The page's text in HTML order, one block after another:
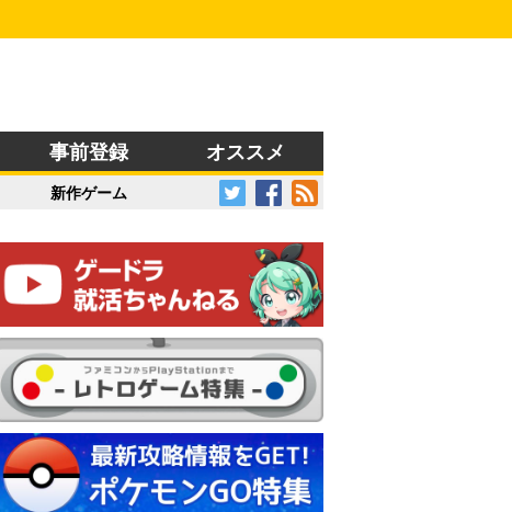
事前登録 オススメ
新作ゲーム